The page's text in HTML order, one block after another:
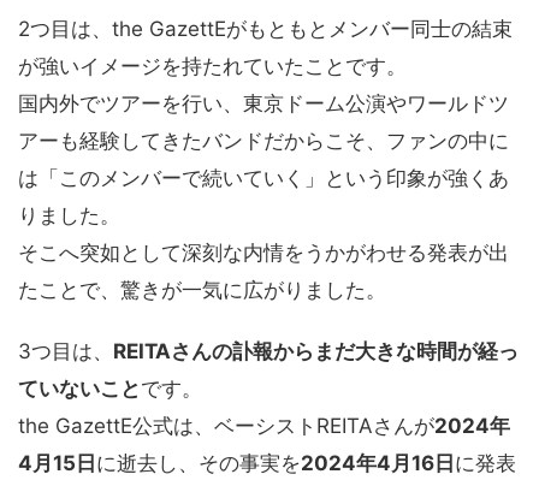
2つ目は、the GazettEがもともとメンバー同士の結束
が強いイメージを持たれていたことです。
国内外でツアーを行い、東京ドーム公演やワールドツ
アーも経験してきたバンドだからこそ、ファンの中に
は「このメンバーで続いていく」という印象が強くあ
りました。
そこへ突如として深刻な内情をうかがわせる発表が出
たことで、驚きが一気に広がりました。
3つ目は、 REITAさんの訃報からまだ大きな時間が経っ
ていないこと です。
the GazettE公式は、ベーシストREITAさんが2024年
4月15日に逝去し、その事実を2024年4月16日に発表